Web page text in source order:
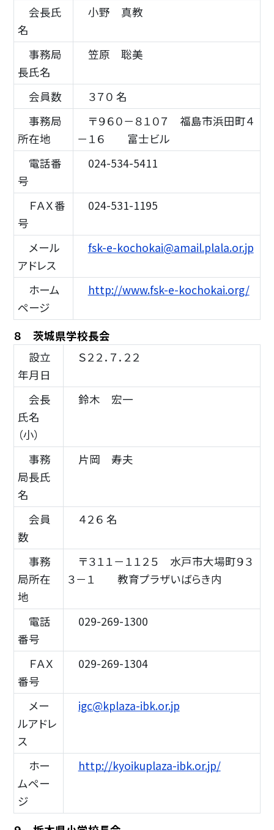
会長氏
名
小野 真教
事務局
長氏名
笠原 聡美
会員数
３７０ 名
事務局
所在地
〒９６０－８１０７ 福島市浜田町４
－１６ 富士ビル
電話番
号
024-534-5411
ＦＡＸ番
号
024-531-1195
メール
アドレス
fsk-e-kochokai@amail.plala.or.jp
ホーム
ページ
http://www.fsk-e-kochokai.org/
８ 茨城県学校長会
設立
年月日
Ｓ２２．７．２２
会長
氏名
（小）
鈴木 宏一
事務
局長氏
名
片岡 寿夫
会員
数
４２６ 名
事務
局所在
地
〒３１１－１１２５ 水戸市大場町９３
３－１ 教育プラザいばらき内
電話
番号
029-269-1300
ＦＡＸ
番号
029-269-1304
メー
ルアドレ
ス
igc@kplaza-ibk.or.jp
ホー
ムペー
ジ
http://kyoikuplaza-ibk.or.jp/